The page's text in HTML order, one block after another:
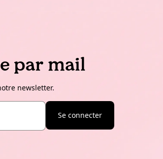
par mail
newsletter.
Se connecter